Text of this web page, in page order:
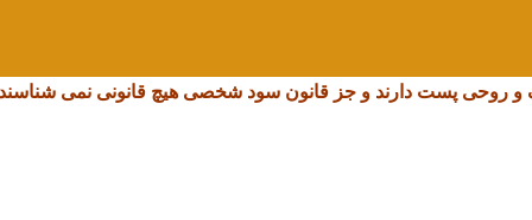
و روحی پست دارند و جز قانون سود شخصی هیچ قانونی نمی